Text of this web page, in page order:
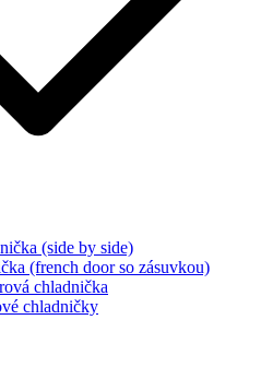
(side by side)
(french door so zásuvkou)
chladnička
chladničky